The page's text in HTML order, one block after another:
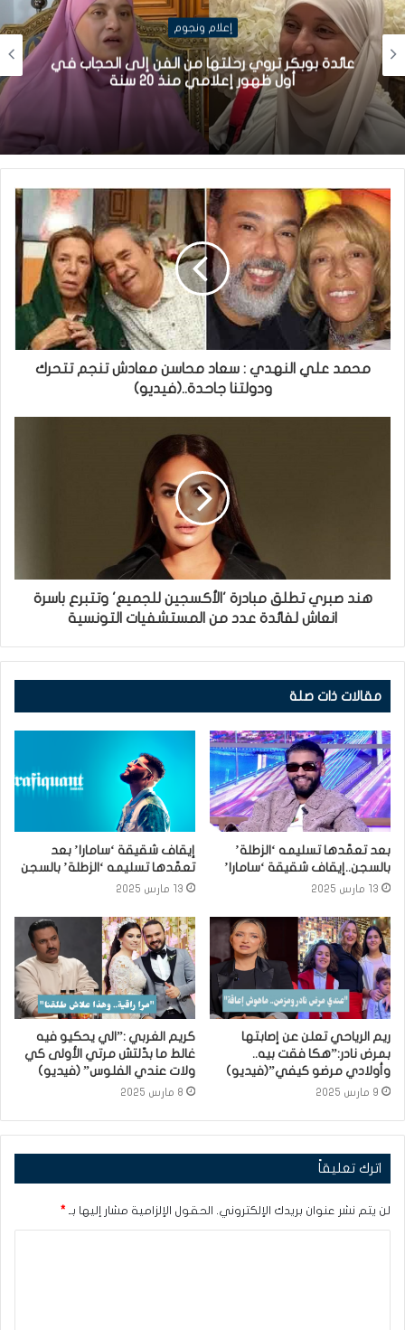
إعلام ونجوم
عائدة بوبكر تروي رحلتها من الفن إلى الحجاب في
أول ظهور إعلامي منذ 20 سنة
محمد علي النهدي : سعاد محاسن معادش تنجم تتحرك
ودولتنا جاحدة..(فيديو)
هند صبري تطلق مبادرة 'الأكسجين للجميع' وتتبرع باسرة
انعاش لفائدة عدد من المستشفيات التونسية
مقالات ذات صلة
بعد تعمّدها تسليمه ‘الزطلة’
بالسجن..إيقاف شقيقة ‘سامارا’
13 مارس 2025
إيقاف شقيقة ‘سامارا’ بعد
تعمّدها تسليمه ‘الزطلة’ بالسجن
13 مارس 2025
ريم الرياحي تعلن عن إصابتها
بمرض نادر:”هكا فقت بيه..
وأولادي مرضو كيفي”(فيديو)
9 مارس 2025
كريم الغربي :”الي يحكيو فيه
غالط ما بدّلتش مرتي الأولى كي
ولات عندي الفلوس” (فيديو)
8 مارس 2025
اترك تعليقاً
لن يتم نشر عنوان بريدك الإلكتروني. الحقول الإلزامية مشار إليها بـ *